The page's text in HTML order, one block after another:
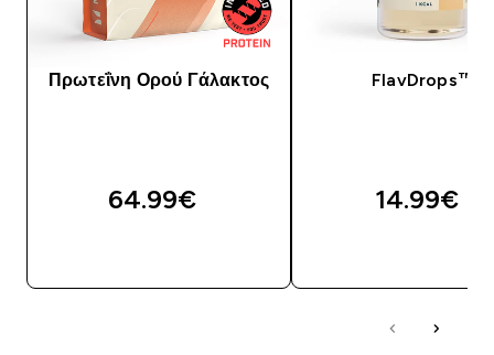
Πρωτεΐνη Ορού Γάλακτος
64.99€‎
FlavDrops™
14.99€‎